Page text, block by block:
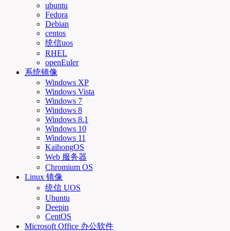
ubuntu
Fedora
Debian
centos
统信uos
RHEL
openEuler
系统镜像
Windows XP
Windows Vista
Windows 7
Windows 8
Windows 8.1
Windows 10
Windows 11
KaihongOS
Web 服务器
Chromium OS
Linux 镜像
统信 UOS
Ubuntu
Deepin
CentOS
Microsoft Office 办公软件